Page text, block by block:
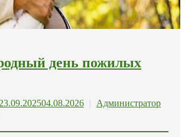
день пожилых
04.08.2026
Администратор